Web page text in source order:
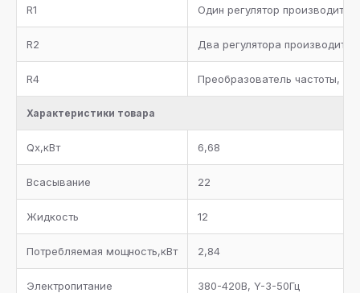
R1 Один регулятор
R2 Два регулятора
R4 Преобразователь частоты,
Характеристики товара
Qx,кВт 6,68
Всасывание 22
Жидкость 12
Потребляемая мощность,кВт 2,84
Электропитание 380-420В, Y-3-50Гц